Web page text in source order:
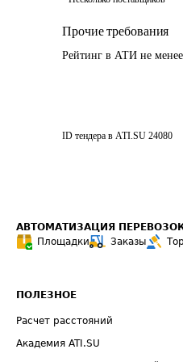
Прочие требования
Рейтинг в АТИ не менее
ID тендера в ATI.SU 24080
АВТОМАТИЗАЦИЯ
Площадки
Заказы
ПОЛЕЗНОЕ
Расчет расстояний
Академия ATI.SU